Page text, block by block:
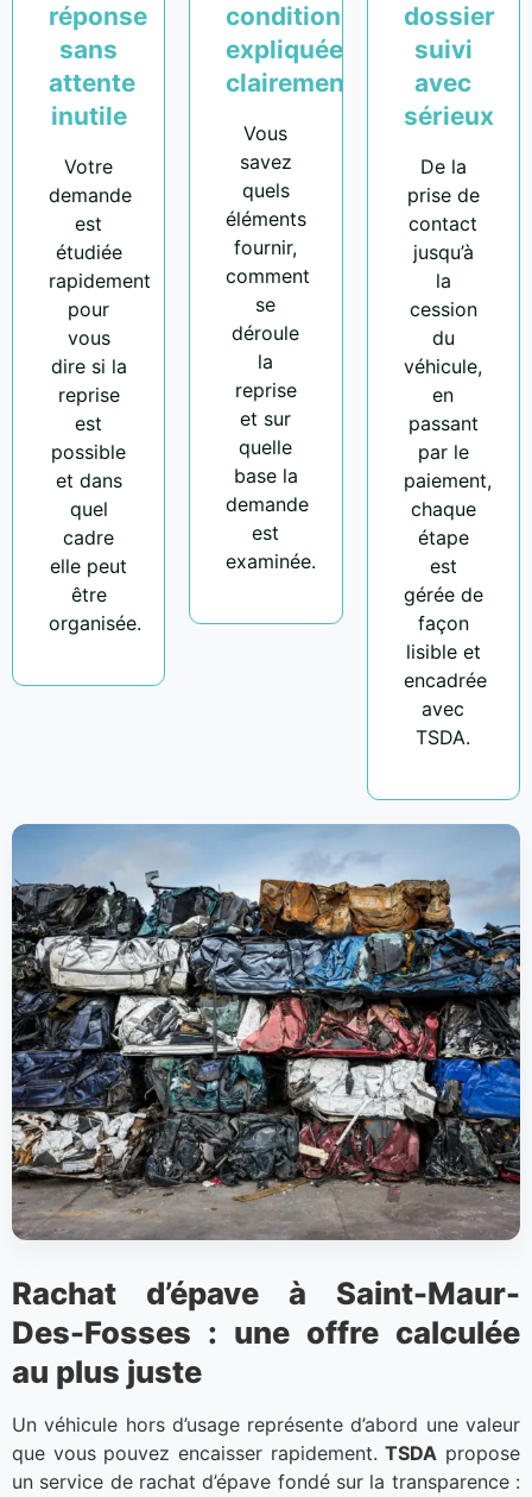
réponse
sans
attente
inutile
Votre
demande
est
étudiée
rapidement
pour
vous
dire si la
reprise
est
possible
et dans
quel
cadre
elle peut
être
organisée.
conditions
expliquées
clairement
Vous
savez
quels
éléments
fournir,
comment
se
déroule
la
reprise
et sur
quelle
base la
demande
est
examinée.
dossier
suivi
avec
sérieux
De la
prise de
contact
jusqu’à
la
cession
du
véhicule,
en
passant
par le
paiement,
chaque
étape
est
gérée de
façon
lisible et
encadrée
avec
TSDA.
Rachat d’épave à Saint-Maur-
Des-Fosses : une offre calculée
au plus juste
Un véhicule hors d’usage représente d’abord une valeur
que vous pouvez encaisser rapidement.TSDA propose
un service de rachat d’épave fondé sur la transparence :